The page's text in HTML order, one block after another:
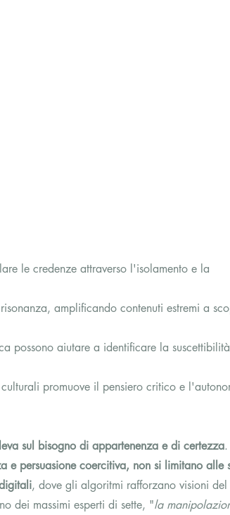
le credenze attraverso l'isolamento e la
amplificando contenuti estremi a
possono aiutare a identificare la
promuove il pensiero critico e
sul bisogno di appartenenza e di certezza.
e persuasione coercitiva, non si limitano alle
, dove gli algoritmi rafforzano visioni del
dei massimi esperti di sette, "la